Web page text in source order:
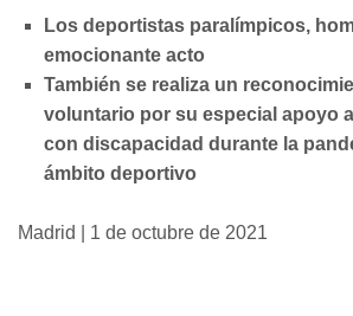
Los deportistas paralímpicos,
emocionante acto
También se realiza un
voluntario por su especial apoyo
con discapacidad durante la
ámbito deportivo
Madrid | 1 de octubre de 2021